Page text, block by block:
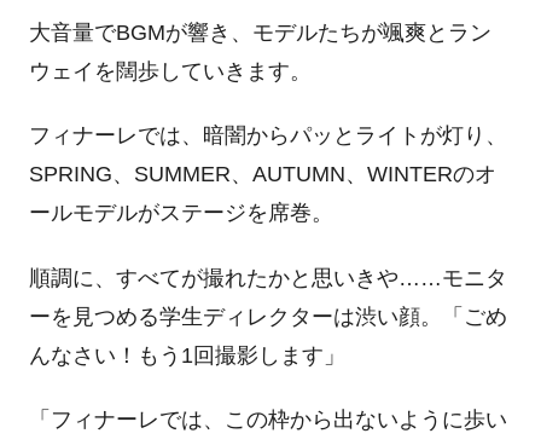
大音量でBGMが響き、モデルたちが颯爽とラン
ウェイを闊歩していきます。
フィナーレでは、暗闇からパッとライトが灯り、
SPRING、SUMMER、AUTUMN、WINTERのオ
ールモデルがステージを席巻。
順調に、すべてが撮れたかと思いきや……モニタ
ーを見つめる学生ディレクターは渋い顔。「ごめ
んなさい！もう1回撮影します」
「フィナーレでは、この枠から出ないように歩い